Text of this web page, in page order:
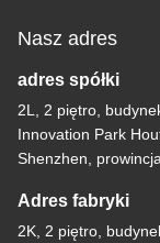
Nasz adres
adres spółki
2L, 2 piętro,
Innovation Park
Shenzhen,
Adres fabryki
2K, 2 piętro,